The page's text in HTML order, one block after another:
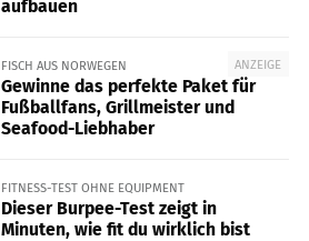
aufbauen
ANZEIGE
FISCH AUS NORWEGEN
Gewinne das perfekte Paket für
Fußballfans, Grillmeister und
Seafood-Liebhaber
FITNESS-TEST OHNE EQUIPMENT
Dieser Burpee-Test zeigt in
Minuten, wie fit du wirklich bist